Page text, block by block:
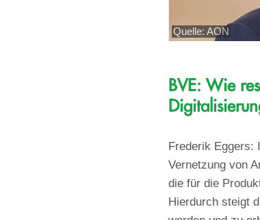
Quelle: AON
BVE: Wie
Frederik Eggers:
Vernetzung von
die für die
Hierdurch steigt